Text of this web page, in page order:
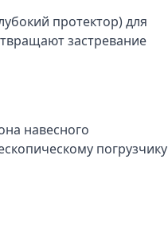
протектор) для
застревание
навесного
погрузчику